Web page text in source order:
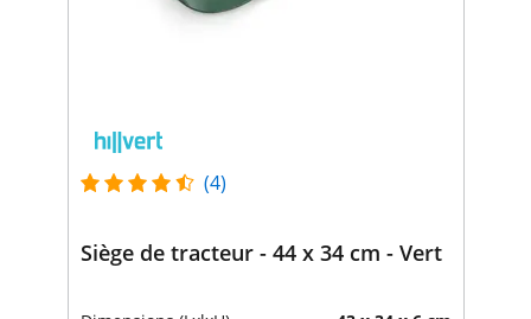
(4)
Siège de tracteur - 44 x 34 cm - Vert